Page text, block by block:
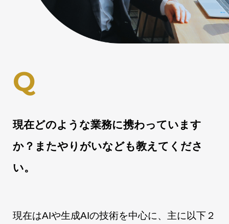
現在どのような業務に携わっています
か？またやりがいなども教えてくださ
い。
現在はAIや生成AIの技術を中心に、主に以下２